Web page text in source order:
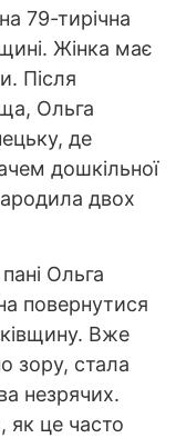
79-тирічна
Жінка має
Після
Ольга
де
дошкільної
двох
Ольга
повернутися
Вже
зору, стала
незрячих.
як це часто